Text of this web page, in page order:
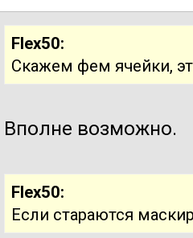
Flex50:
Скажем фем ячейки,
Вполне возможно.
Flex50:
Если стараются